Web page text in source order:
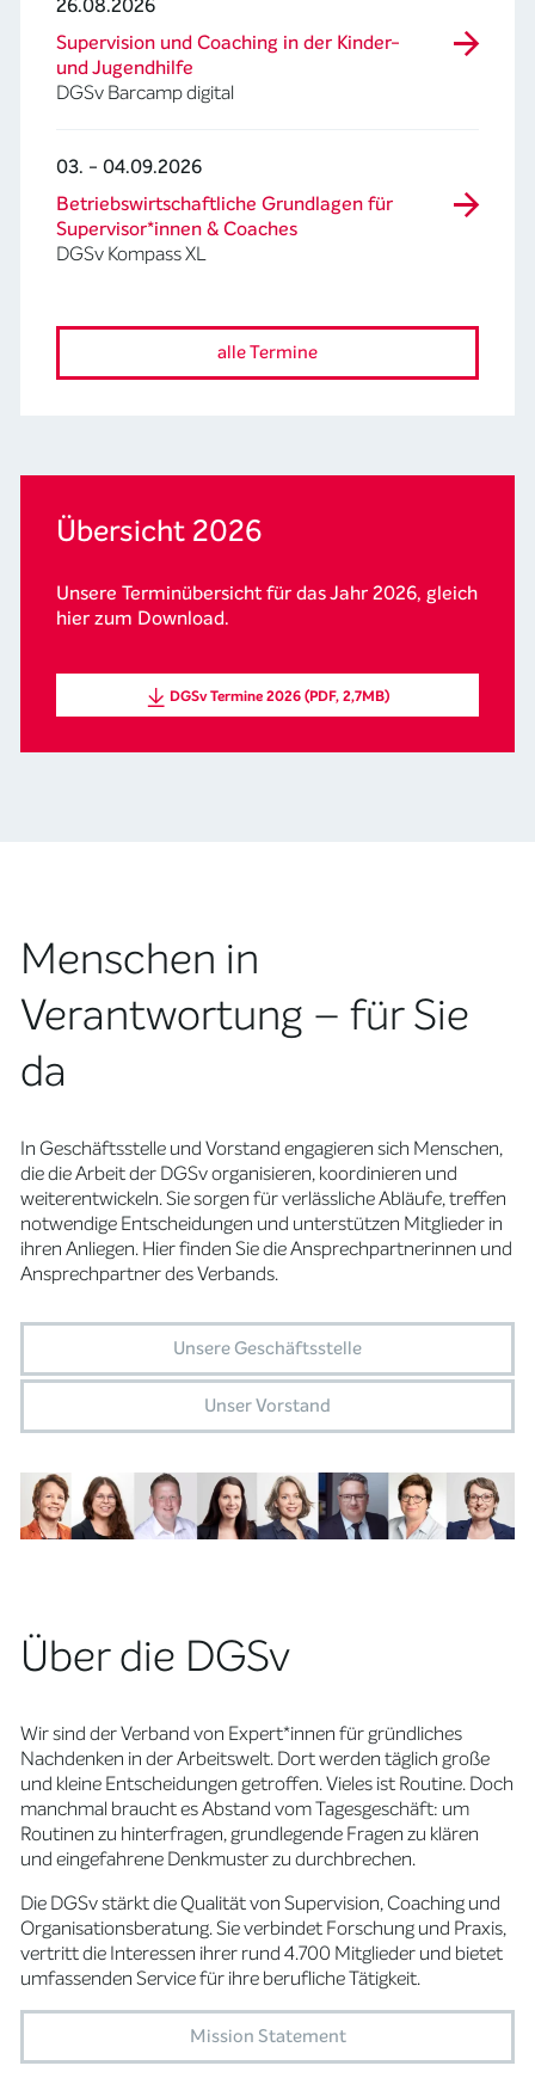
26.08.2026
Supervision und Coaching in der Kinder-
und Jugendhilfe
DGSv Barcamp digital
03. - 04.09.2026
Betriebswirtschaftliche Grundlagen für
Supervisor*innen & Coaches
DGSv Kompass XL
alle Termine
Übersicht 2026
Unsere Terminübersicht für das Jahr 2026, gleich
hier zum Download.
DGSv Termine 2026 (PDF, 2,7MB)
Menschen in
Verantwortung – für Sie
da
In Geschäftsstelle und Vorstand engagieren sich Menschen,
die die Arbeit der DGSv organisieren, koordinieren und
weiterentwickeln. Sie sorgen für verlässliche Abläufe, treffen
notwendige Entscheidungen und unterstützen Mitglieder in
ihren Anliegen. Hier finden Sie die Ansprechpartnerinnen und
Ansprechpartner des Verbands.
Unsere Geschäftsstelle
Unser Vorstand
Über die DGSv
Wir sind der Verband von Expert*innen für gründliches
Nachdenken in der Arbeitswelt. Dort werden täglich große
und kleine Entscheidungen getroffen. Vieles ist Routine. Doch
manchmal braucht es Abstand vom Tagesgeschäft: um
Routinen zu hinterfragen, grundlegende Fragen zu klären
und eingefahrene Denkmuster zu durchbrechen.
Die DGSv stärkt die Qualität von Supervision, Coaching und
Organisationsberatung. Sie verbindet Forschung und Praxis,
vertritt die Interessen ihrer rund 4.700 Mitglieder und bietet
umfassenden Service für ihre berufliche Tätigkeit.
Mission Statement